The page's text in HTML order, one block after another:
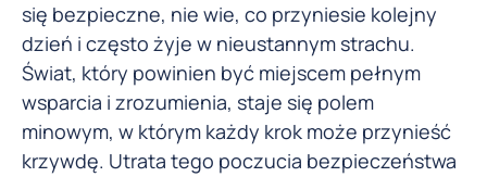
się bezpieczne, nie wie, co przyniesie kolejny
dzień i często żyje w nieustannym strachu.
Świat, który powinien być miejscem pełnym
wsparcia i zrozumienia, staje się polem
minowym, w którym każdy krok może przynieść
krzywdę. Utrata tego poczucia bezpieczeństwa